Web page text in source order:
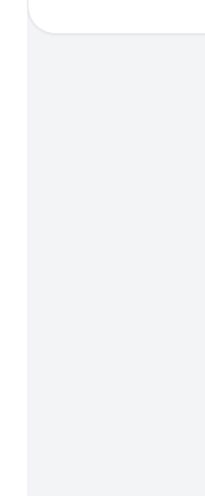
года, 0% на